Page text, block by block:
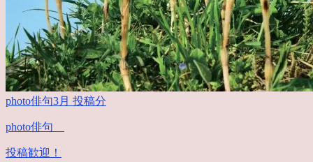
photo俳句3月 投稿分
photo俳句
投稿歓迎！